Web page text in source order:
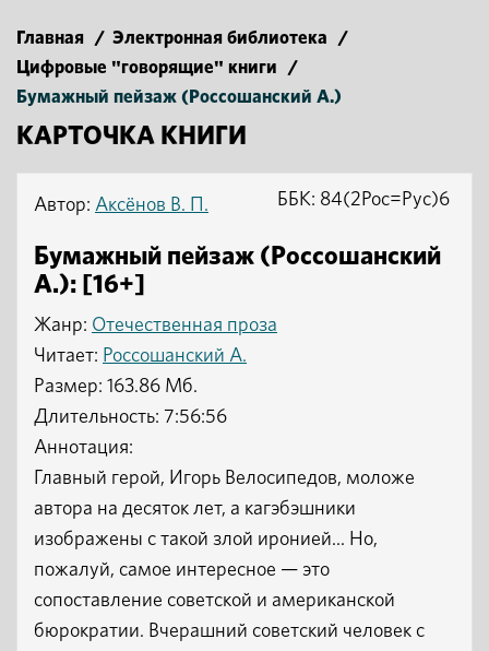
Главная / Электронная библиотека
/
Цифровые "говорящие" книги
/
Бумажный пейзаж (Россошанский А.)
КАРТОЧКА КНИГИ
Автор: Аксёнов В. П.
Бумажный пейзаж (Россошанский
А.): [16+]
Жанр: Отечественная проза
Читает: Россошанский А.
ББК: 84(2Рос=Рус)6
Размер: 163.86 Мб.
Длительность: 7:56:56
Аннотация:
Главный герой, Игорь Велосипедов, моложе
автора на десяток лет, а кагэбэшники
изображены с такой злой иронией... Но,
пожалуй, самое интересное — это
сопоставление советской и американской
бюрократии. Вчерашний советский человек с